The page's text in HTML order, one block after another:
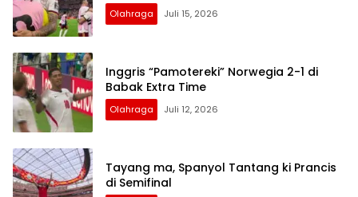
Olahraga Juli 15, 2026
Inggris “Pamotereki” Norwegia 2-1 di
Babak Extra Time
Olahraga Juli 12, 2026
Tayang ma, Spanyol Tantang ki Prancis
di Semifinal